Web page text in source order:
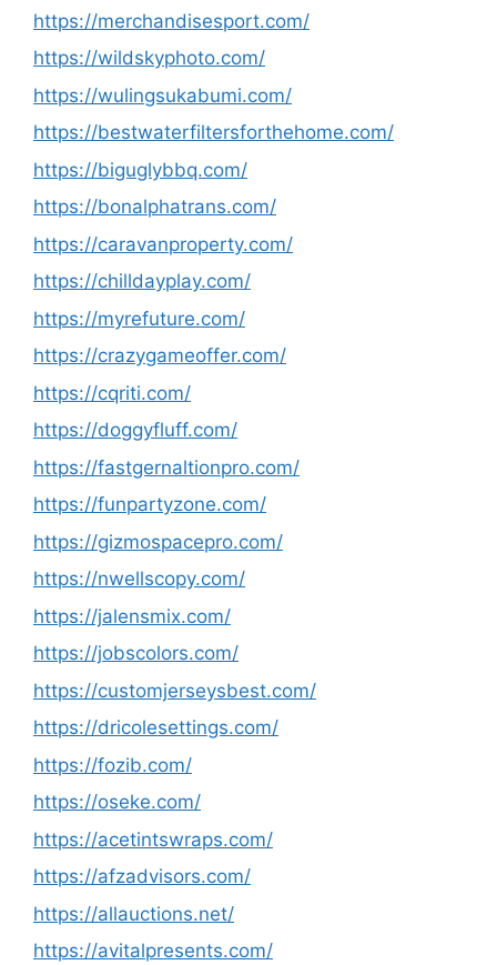
https://merchandisesport.com/
https://wildskyphoto.com/
https://wulingsukabumi.com/
https://bestwaterfiltersforthehome.com/
https://biguglybbq.com/
https://bonalphatrans.com/
https://caravanproperty.com/
https://chilldayplay.com/
https://myrefuture.com/
https://crazygameoffer.com/
https://cqriti.com/
https://doggyfluff.com/
https://fastgernaltionpro.com/
https://funpartyzone.com/
https://gizmospacepro.com/
https://nwellscopy.com/
https://jalensmix.com/
https://jobscolors.com/
https://customjerseysbest.com/
https://dricolesettings.com/
https://fozib.com/
https://oseke.com/
https://acetintswraps.com/
https://afzadvisors.com/
https://allauctions.net/
https://avitalpresents.com/